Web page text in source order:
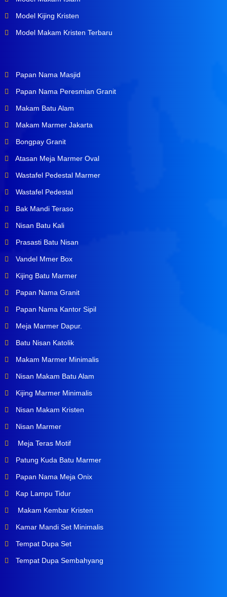
Model Kijing Kristen
Model Makam Kristen Terbaru
Papan Nama Masjid
Papan Nama Peresmian Granit
Makam Batu Alam
Makam Marmer Jakarta
Bongpay Granit
Atasan Meja Marmer Oval
Wastafel Pedestal Marmer
Wastafel Pedestal
Bak Mandi Teraso
Nisan Batu Kali
Prasasti Batu Nisan
Vandel Mmer Box
Kijing Batu Marmer
Papan Nama Granit
Papan Nama Kantor Sipil
Meja Marmer Dapur.
Batu Nisan Katolik
Makam Marmer Minimalis
Nisan Makam Batu Alam
Kijing Marmer Minimalis
Nisan Makam Kristen
Nisan Marmer
Meja Teras Motif
Patung Kuda Batu Marmer
Papan Nama Meja Onix
Kap Lampu Tidur
Makam Kembar Kristen
Kamar Mandi Set Minimalis
Tempat Dupa Set
Tempat Dupa Sembahyang